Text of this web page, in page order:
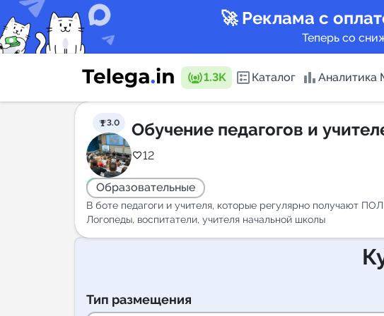
🚀 Реклама с
Теперь со
1.3K Каталог Аналитика
Каталог каналов
Горящие
Аналитика MAX
3.0 Обучение педагогов и
12
Образовательные
В боте педагоги и учителя, которые регулярно получают
Логопеды, воспитатели, учителя начальной школы
Тип размещения